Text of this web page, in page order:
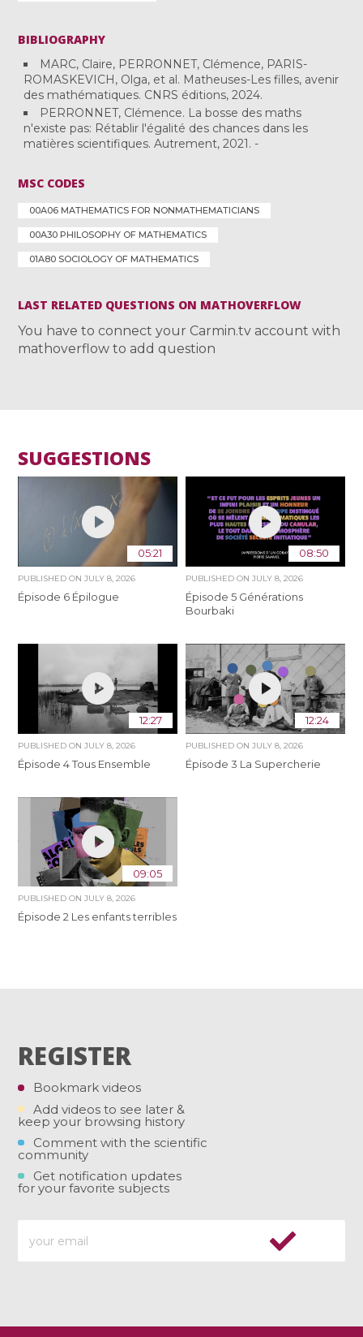
BIBLIOGRAPHY
MARC, Claire, PERRONNET, Clémence, PARIS-
ROMASKEVICH, Olga, et al. Matheuses-Les filles, avenir
des mathématiques. CNRS éditions, 2024.
PERRONNET, Clémence. La bosse des maths
n'existe pas: Rétablir l'égalité des chances dans les
matières scientifiques. Autrement, 2021. -
MSC CODES
00A06 MATHEMATICS FOR NONMATHEMATICIANS
00A30 PHILOSOPHY OF MATHEMATICS
01A80 SOCIOLOGY OF MATHEMATICS
LAST RELATED QUESTIONS ON MATHOVERFLOW
You have to connect your Carmin.tv account with
mathoverflow to add question
SUGGESTIONS
05:21
PUBLISHED ONJULY 8, 2026
Épisode 6 Épilogue
08:50
PUBLISHED ON JULY 8, 2026
Épisode 5 Générations
Bourbaki
12:27
PUBLISHED ONJULY 8, 2026
Épisode 4 Tous Ensemble
12:24
PUBLISHED ON JULY 8, 2026
Épisode 3 La Supercherie
09:05
PUBLISHED ONJULY 8, 2026
Épisode 2 Les enfants terribles
REGISTER
Bookmark videos
Add videos to see later &
keep your browsing history
Comment with the scientific
community
Get notification updates
for your favorite subjects